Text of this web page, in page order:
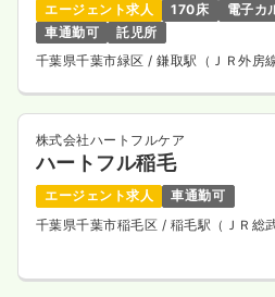
エージェント求人 170床
電子カ
車通勤可
託児所
千葉県千葉市緑区/ 鎌取駅（ＪＲ外房
株式会社ハートフルケア
ハートフル稲毛
エージェント求人
車通勤可
千葉県千葉市稲毛区 / 稲毛駅（ＪＲ総